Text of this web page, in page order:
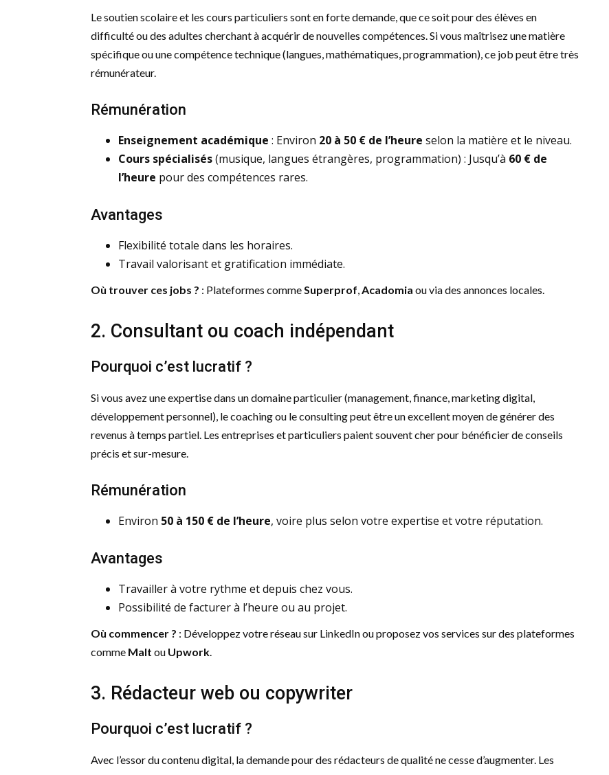
Le soutien scolaire et les cours particuliers sont en forte demande, que ce soit pour des élèves en
difficulté ou des adultes cherchant à acquérir de nouvelles compétences. Si vous maîtrisez une matière
spécifique ou une compétence technique (langues, mathématiques, programmation), ce job peut être très
rémunérateur.
Rémunération
Enseignement académique : Environ 20 à 50 € de l’heure selon la matière et le niveau.
Cours spécialisés(musique, langues étrangères, programmation) : Jusqu’à 60 € de
l’heure pour des compétences rares.
Avantages
Flexibilité totale dans les horaires.
Travail valorisant et gratification immédiate.
Où trouver ces jobs ? : Plateformes commeSuperprof,Acadomia ou via des annonces locales.
2. Consultant ou coach indépendant
Pourquoi c’est lucratif ?
Si vous avez une expertise dans un domaine particulier (management, finance, marketing digital,
développement personnel), le coaching ou le consulting peut être un excellent moyen de générer des
revenus à temps partiel. Les entreprises et particuliers paient souvent cher pour bénéficier de conseils
précis et sur-mesure.
Rémunération
Environ 50 à 150 € de l’heure, voire plus selon votre expertise et votre réputation.
Avantages
Travailler à votre rythme et depuis chez vous.
Possibilité de facturer à l’heure ou au projet.
Où commencer ? : Développez votre réseau sur LinkedIn ou proposez vos services sur des plateformes
comme Malt ou Upwork.
3. Rédacteur web ou copywriter
Pourquoi c’est lucratif ?
Avec l’essor du contenu digital, la demande pour des rédacteurs de qualité ne cesse d’augmenter. Les